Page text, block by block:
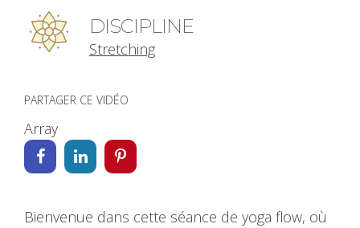
DISCIPLINE
Stretching
PARTAGER CE VIDÉO
Array
Bienvenue dans cette séance de yoga flow, où